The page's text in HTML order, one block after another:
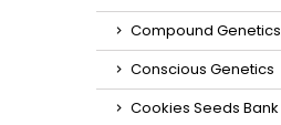
Compound Genetics
Conscious Genetics
Cookies Seeds Bank